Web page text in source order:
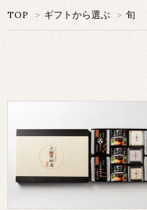
TOP > ギフトから選ぶ > 旬